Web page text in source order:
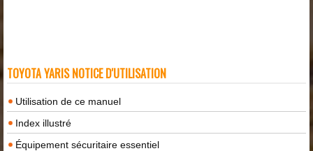
TOYOTA YARIS NOTICE D'UTILISATION
Utilisation de ce manuel
Index illustré
Équipement sécuritaire essentiel